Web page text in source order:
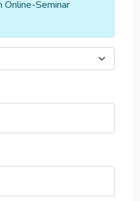
Online-Seminar